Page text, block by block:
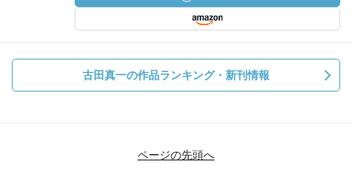
古田真一の作品ランキング・新刊情報
ページの先頭へ